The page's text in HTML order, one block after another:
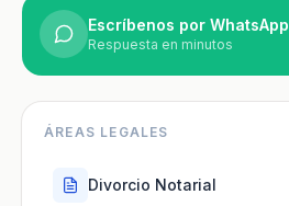
Escríbenos por WhatsApp
Respuesta en minutos
ÁREAS LEGALES
Divorcio Notarial